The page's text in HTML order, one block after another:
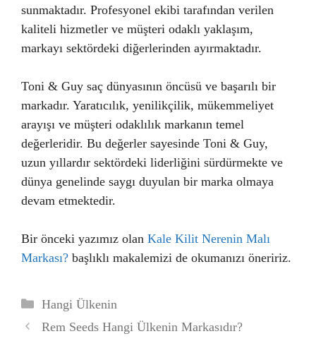
sunmaktadır. Profesyonel ekibi tarafından verilen
kaliteli hizmetler ve müşteri odaklı yaklaşım,
markayı sektördeki diğerlerinden ayırmaktadır.
Toni & Guy saç dünyasının öncüsü ve başarılı bir
markadır. Yaratıcılık, yenilikçilik, mükemmeliyet
arayışı ve müşteri odaklılık markanın temel
değerleridir. Bu değerler sayesinde Toni & Guy,
uzun yıllardır sektördeki liderliğini sürdürmekte ve
dünya genelinde saygı duyulan bir marka olmaya
devam etmektedir.
Bir önceki yazımız olan Kale Kilit Nerenin Malı
Markası? başlıklı makalemizi de okumanızı öneririz.
Kategoriler
Hangi Ülkenin
Rem Seeds Hangi Ülkenin Markasıdır?